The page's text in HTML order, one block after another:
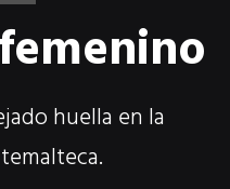
huella en la